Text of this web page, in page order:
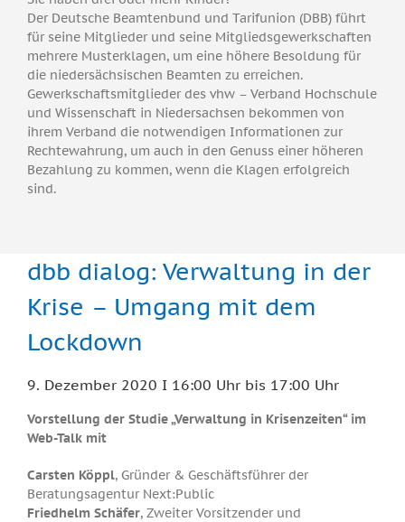
Der Deutsche Beamtenbund und Tarifunion (DBB) führt
für seine Mitglieder und seine Mitgliedsgewerkschaften
mehrere Musterklagen, um eine höhere Besoldung für
die niedersächsischen Beamten zu erreichen.
Gewerkschaftsmitglieder des vhw – Verband Hochschule
und Wissenschaft in Niedersachsen bekommen von
ihrem Verband die notwendigen Informationen zur
Rechtewahrung, um auch in den Genuss einer höheren
Bezahlung zu kommen, wenn die Klagen erfolgreich
sind.
dbb dialog: Verwaltung in der
Krise – Umgang mit dem
Lockdown
9. Dezember 2020 I 16:00 Uhr bis 17:00 Uhr
Vorstellung der Studie „Verwaltung in Krisenzeiten“ im
Web-Talk mit
Carsten Köppl, Gründer & Geschäftsführer der
Beratungsagentur Next:Public
Friedhelm Schäfer, Zweiter Vorsitzender und